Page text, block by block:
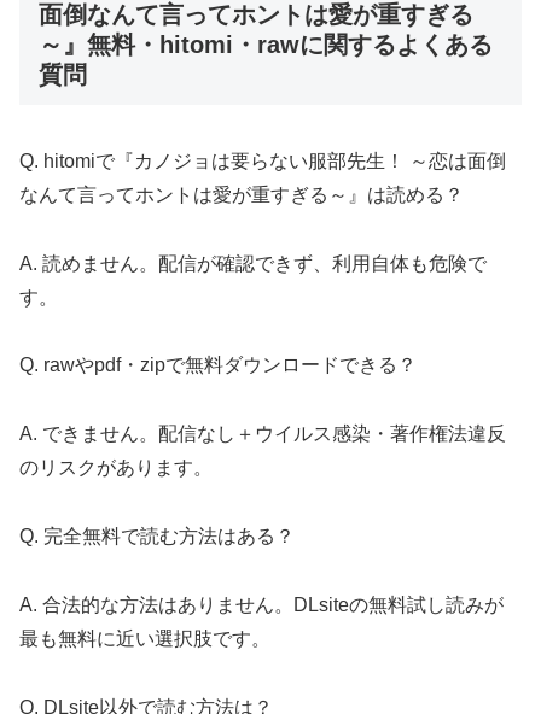
面倒なんて言ってホントは愛が重すぎる
～』無料・hitomi・rawに関するよくある
質問
Q. hitomiで『カノジョは要らない服部先生！ ～恋は面倒
なんて言ってホントは愛が重すぎる～』は読める？
A. 読めません。配信が確認できず、利用自体も危険で
す。
Q. rawやpdf・zipで無料ダウンロードできる？
A. できません。配信なし＋ウイルス感染・著作権法違反
のリスクがあります。
Q. 完全無料で読む方法はある？
A. 合法的な方法はありません。DLsiteの無料試し読みが
最も無料に近い選択肢です。
Q. DLsite以外で読む方法は？